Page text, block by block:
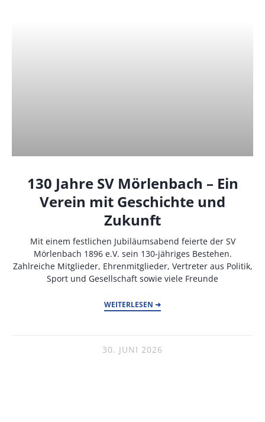
130 Jahre SV Mörlenbach – Ein
Verein mit Geschichte und
Zukunft
Mit einem festlichen Jubiläumsabend feierte der SV
Mörlenbach 1896 e.V. sein 130-jähriges Bestehen.
Zahlreiche Mitglieder, Ehrenmitglieder, Vertreter aus Politik,
Sport und Gesellschaft sowie viele Freunde
WEITERLESEN ➜
30. JUNI 2026